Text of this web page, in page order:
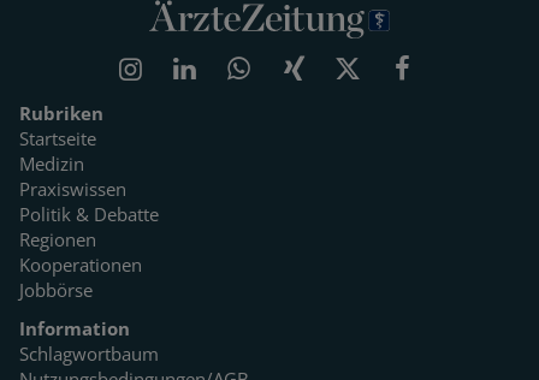
Rubriken
Startseite
Medizin
Praxiswissen
Politik & Debatte
Regionen
Kooperationen
Jobbörse
Information
Schlagwortbaum